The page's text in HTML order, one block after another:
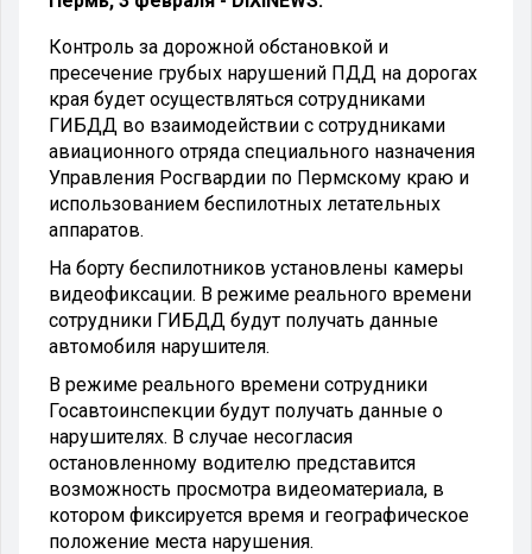
Контроль за дорожной обстановкой и
пресечение грубых нарушений ПДД на дорогах
края будет осуществляться сотрудниками
ГИБДД во взаимодействии с сотрудниками
авиационного отряда специального назначения
Управления Росгвардии по Пермскому краю и
использованием беспилотных летательных
аппаратов.
На борту беспилотников установлены камеры
видеофиксации. В режиме реального времени
сотрудники ГИБДД будут получать данные
автомобиля нарушителя.
В режиме реального времени сотрудники
Госавтоинспекции будут получать данные о
нарушителях. В случае несогласия
остановленному водителю представится
возможность просмотра видеоматериала, в
котором фиксируется время и географическое
положение места нарушения.